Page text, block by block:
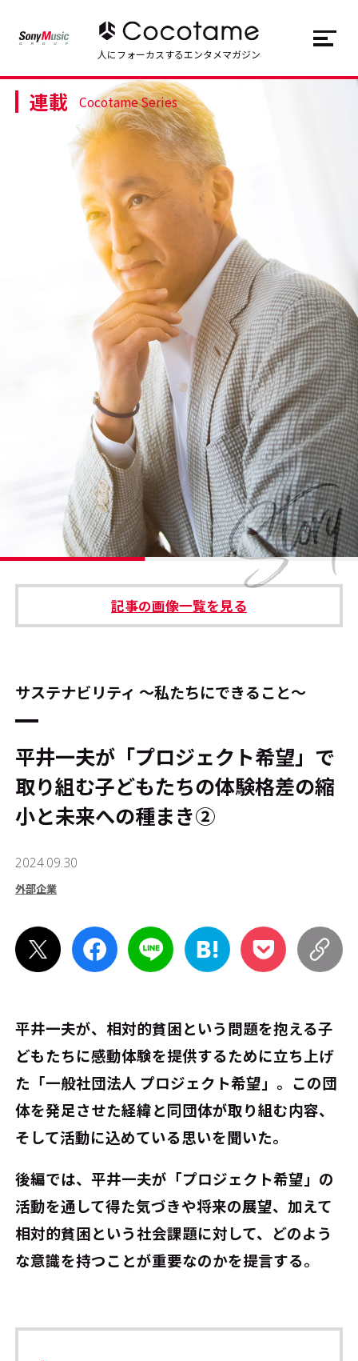
トップ Top
記事一覧 Articles
連載一覧 Series
Cocotameとは About
#エンタメ業界のちょっといい話
#サステナブルな取り組み #スタッフが語る
#リクルート
運営会社 プライバシーポリシー
本サイトご利用にあたって Cookie Settings
JP EN
人にフォーカスするエンタメマガジン
連載 Cocotame Series
記事の画像一覧を見る
サステナビリティ ～私たちにできること～
平井一夫が「プロジェクト希望」で
取り組む子どもたちの体験格差の縮
小と未来への種まき②
2024.09.30
外部企業
平井一夫が、相対的貧困という問題を抱える子
どもたちに感動体験を提供するために立ち上げ
た「一般社団法人 プロジェクト希望」。この団
体を発足させた経緯と同団体が取り組む内容、
そして活動に込めている思いを聞いた。
後編では、平井一夫が「プロジェクト希望」の
活動を通して得た気づきや将来の展望、加えて
相対的貧困という社会課題に対して、どのよう
な意識を持つことが重要なのかを提言する。